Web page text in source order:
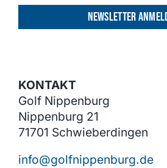
NEWSLETTER
KONTAKT
Golf Nippenburg
Nippenburg 21
71701 Schwieberdingen
info@golfnippenburg.de